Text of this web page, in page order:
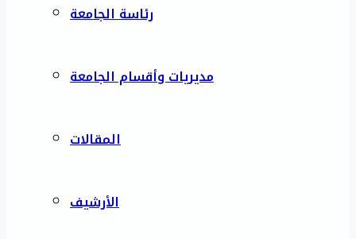
رئاسة الجامعة
مديريات وأقسام الجامعة
المقالات
الأرشيف